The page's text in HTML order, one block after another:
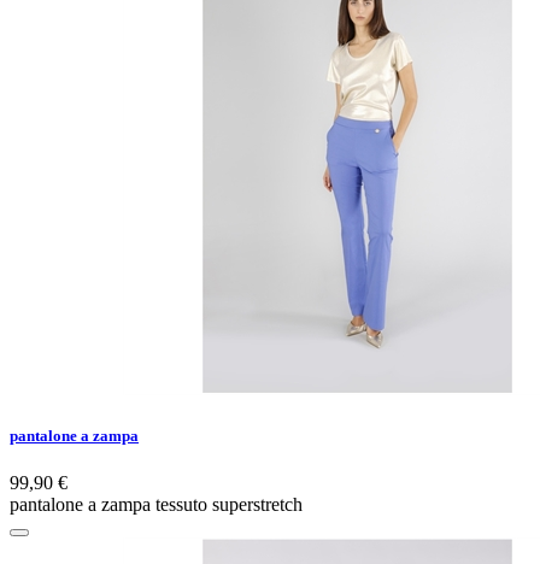
pantalone a zampa
99,90 €
pantalone a zampa tessuto superstretch